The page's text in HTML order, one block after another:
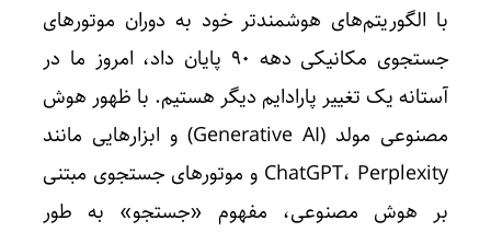
با الگوریتم‌های هوشمندتر خود به دوران موتورهای
جستجوی مکانیکی دهه 90 پایان داد، امروز ما در
آستانه یک تغییر پارادایم دیگر هستیم. با ظهور هوش
مصنوعی مولد (Generative AI) و ابزارهایی مانند
ChatGPT، Perplexity و موتورهای جستجوی مبتنی
بر هوش مصنوعی، مفهوم «جستجو» به طور